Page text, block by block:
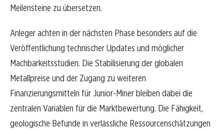
Meilensteine zu übersetzen.
Anleger achten in der nächsten Phase besonders auf die
Veröffentlichung technischer Updates und möglicher
Machbarkeitsstudien. Die Stabilisierung der globalen
Metallpreise und der Zugang zu weiteren
Finanzierungsmitteln für Junior-Miner bleiben dabei die
zentralen Variablen für die Marktbewertung. Die Fähigkeit,
geologische Befunde in verlässliche Ressourcenschätzungen